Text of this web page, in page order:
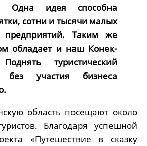
Одна идея способна
сотни и тысячи малых
Таким же
обладает и наш Конек-
туристический
без участия бизнеса
область посещают около
Благодаря успешной
«Путешествие в сказку